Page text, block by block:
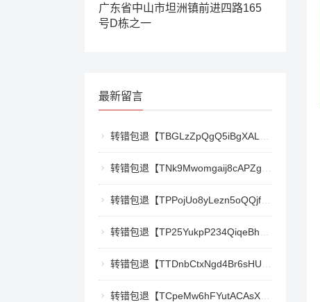
广东省中山市坦洲镇前进四路165
号D栋之一
最新留言
转错包退【TBGLzZpQgQ5iBgXALSFLTY1USFGgDAwdFQ】客服TeleGram:【@TrxEm】
转错包退【TNk9Mwomgaij8cAPZgnkZzR1TrYEkCt3nt】客服TeleGram:【@TrxEm】
转错包退【TPPojUo8yLezn5oQQjffqH2cKTCb9oTm8Y】客服TeleGram:【@TrxEm】
转错包退【TP25YukpP234QiqeBhgnmga3NXXmCSY22R】客服TeleGram:【@TrxEm】
转错包退【TTDnbCtxNgd4Br6sHUJ1qnw1mHQywZfbgD】客服TeleGram:【@TrxEm】
转错包退【TCpeMw6hFYutACAsXkX3UvyCUjec17MoLF】客服TeleGram:【@TrxEm】